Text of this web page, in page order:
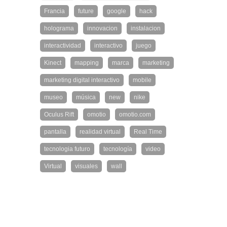
Francia future google hack
holograma innovacion instalacion
interactividad interactivo juego
Kinect mapping marca marketing
marketing digital interactivo mobile
museo música new nike
Oculus Rift omotio omotio.com
pantalla realidad virtual Real Time
tecnologia futuro tecnología video
Virtual visuales wall